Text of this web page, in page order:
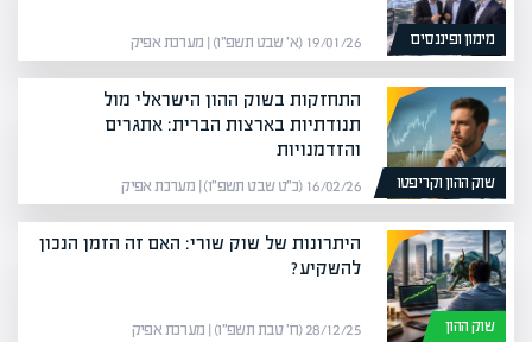
מימון ופיננסים 19/01/26 (א׳ שבט תשפ״ו) | מערכת אפיק
שוק ההון וקריפטו
התחזקות בשוק ההון הישראלי מול
תנודתיות בארצות הברית: אתגרים
והזדמנויות
16/02/26 (כ״ט שבט תשפ״ו) | מערכת אפיק
שוק ההון
היתרונות של שוק שורי: האם זה הזמן הנכון
להשקיע?
28/12/25 (ח׳ טבת תשפ״ו) | מערכת אפיק